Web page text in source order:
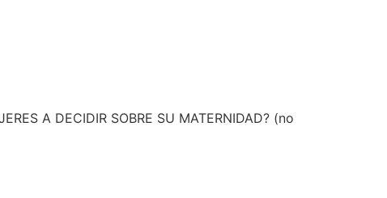
A DECIDIR SOBRE SU MATERNIDAD? (no